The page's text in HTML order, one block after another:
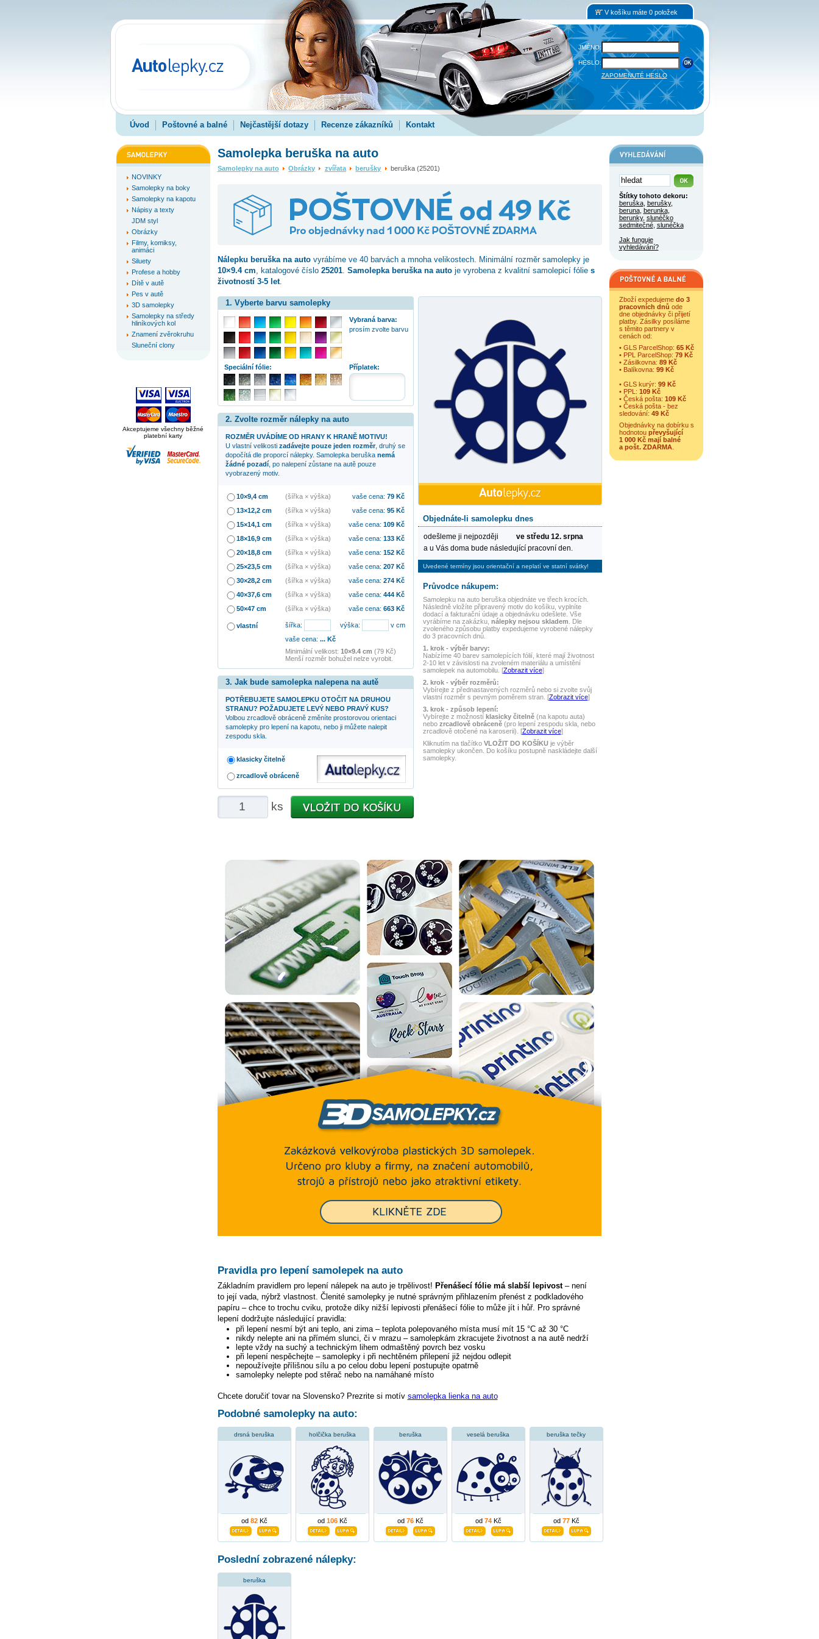
V košíku máte 0 položek
JMÉNO:
HESLO:
ZAPOMENUTÉ HESLO
Úvod Poštovné a balné Nejčastější dotazy Recenze zákazníků Kontakt
NOVINKY
Samolepky na boky
Samolepky na kapotu
Nápisy a texty
JDM styl
Obrázky
Filmy, komiksy,
animáci
Siluety
Profese a hobby
Dítě v autě
Pes v autě
3D samolepky
Samolepky na středy
hliníkových kol
Znamení zvěrokruhu
Sluneční clony
Akceptujeme všechny běžné
platební karty
Samolepka beruška na auto
Samolepky na auto Obrázky zvířata berušky beruška (25201)
Nálepku beruškana autovyrábíme ve 40 barvách a mnoha velikostech. Minimální rozměr samolepky je
10×9.4 cm, katalogové číslo 25201. Samolepka beruška na autoje vyrobena z kvalitní samolepicí fólie s
životností 3-5 let.
Objednáte-li samolepku dnes
odešleme ji nejpozději
ve středu 12. srpna
a u Vás doma bude následující pracovní den.
Uvedené termíny jsou orientační a neplatí ve statní svátky!
Průvodce nákupem:
Samolepku na auto beruškaobjednáte ve třech krocích.
Následně vložíte připravený motiv do košíku, vyplníte
dodací a fakturační údaje a objednávku odešlete. Vše
vyrábíme na zakázku, nálepky nejsou skladem . Dle
zvoleného způsobu platby expedujeme vyrobené nálepky
do 3 pracovních dnů.
1. krok - výběr barvy:
Nabízíme 40 barev samolepících fólií, které mají životnost
2-10 let v závislosti na zvoleném materiálu a umístění
samolepek na automobilu. [Zobrazit více]
2. krok - výběr rozměrů:
Vybírejte z přednastavených rozměrů nebo si zvolte svůj
vlastní rozměr s pevným poměrem stran. [Zobrazit více]
3. krok - způsob lepení:
Vybírejte z možností klasicky čitelně(na kapotu auta)
nebo zrcadlově obráceně(pro lepení zespodu skla, nebo
zrcadlově otočené na karoserii). [Zobrazit více]
Kliknutím na tlačítko VLOŽIT DO KOŠÍKUje výběr
samolepky ukončen. Do košíku postupně naskládejte další
samolepky.
1. Vyberte barvu samolepky
Vybraná barva:
prosím zvolte barvu
Příplatek:
Speciální fólie:
2. Zvolte rozměr nálepky na auto
ROZMĚR UVÁDÍME OD HRANY K HRANĚ MOTIVU!
U vlastní velikosti zadávejte pouze jeden rozměr, druhý se
dopočítá dle proporcí nálepky. Samolepka beruška nemá
žádné pozadí, po nalepení zůstane na autě pouze
vyobrazený motiv.
10×9,4 cm (šířka × výška) vaše cena: 79Kč
13×12,2 cm
(šířka × výška) vaše cena: 95Kč
15×14,1 cm
(šířka × výška) vaše cena: 109Kč
18×16,9 cm
(šířka × výška) vaše cena: 133Kč
20×18,8 cm
(šířka × výška) vaše cena: 152Kč
25×23,5 cm
(šířka × výška) vaše cena: 207Kč
30×28,2 cm
(šířka × výška) vaše cena: 274Kč
40×37,6 cm
(šířka × výška) vaše cena: 444Kč
50×47 cm
(šířka × výška) vaše cena: 663Kč
vlastní šířka: výška:
v cm
vaše cena: ...Kč
Minimální velikost: 10×9.4 cm (79 Kč)
Menší rozměr bohužel nelze vyrobit.
3. Jak bude samolepka nalepena na autě
POTŘEBUJETE SAMOLEPKU OTOČIT NA DRUHOU
STRANU? POŽADUJETE LEVÝ NEBO PRAVÝ KUS?
Volbou zrcadlově obráceně změníte prostorovou orientaci
samolepky pro lepení na kapotu, nebo ji můžete nalepit
zespodu skla.
klasicky čitelně
zrcadlově obráceně
ks
Pravidla pro lepení samolepek na auto
Základním pravidlem pro lepení nálepek na auto je trpělivost! Přenášecí fólie má slabší lepivost– není
to její vada, nýbrž vlastnost. Členité samolepky je nutné správným přihlazením přenést z podkladového
papíru – chce to trochu cviku, protože díky nižší lepivosti přenášecí fólie to může jít i hůř. Pro správné
lepení dodržujte následující pravidla:
při lepení nesmí být ani teplo, ani zima – teplota polepovaného místa musí mít 15 °C až 30 °C
nikdy nelepte ani na přímém slunci, či v mrazu – samolepkám zkracujete životnost a na autě nedrží
lepte vždy na suchý a technickým lihem odmaštěný povrch bez vosku
při lepení nespěchejte – samolepky i při nechtěném přilepení již nejdou odlepit
nepoužívejte přílišnou sílu a po celou dobu lepení postupujte opatrně
samolepky nelepte pod stěrač nebo na namáhané místo
Chcete doručiť tovar na Slovensko? Prezrite si motív samolepka lienka na auto
Podobné samolepky na auto:
drsná beruška
od 82Kč
holčička beruška
od 106Kč
beruška
od 76Kč
veselá beruška
od 74Kč
beruška tečky
od 77Kč
Poslední zobrazené nálepky:
beruška
Štítky tohoto dekoru:
beruška, berušky,
beruna, berunka,
berunky, slunéčko
sedmitečné, slunéčka
Jak funguje
vyhledávání?
Zboží expedujeme do 3
pracovních dnů ode
dne objednávky či přijetí
platby. Zásilky posíláme
s těmito partnery v
cenách od:
• GLS ParcelShop: 65 Kč
• PPL ParcelShop: 79 Kč
• Zásilkovna: 89 Kč
• Balíkovna: 99 Kč
• GLS kurýr: 99 Kč
• PPL: 109 Kč
• Česká pošta: 109 Kč
• Česká pošta - bez
sledování: 49 Kč
Objednávky na dobírku s
hodnotou převyšující
1 000 Kč mají balné
a pošt. ZDARMA.